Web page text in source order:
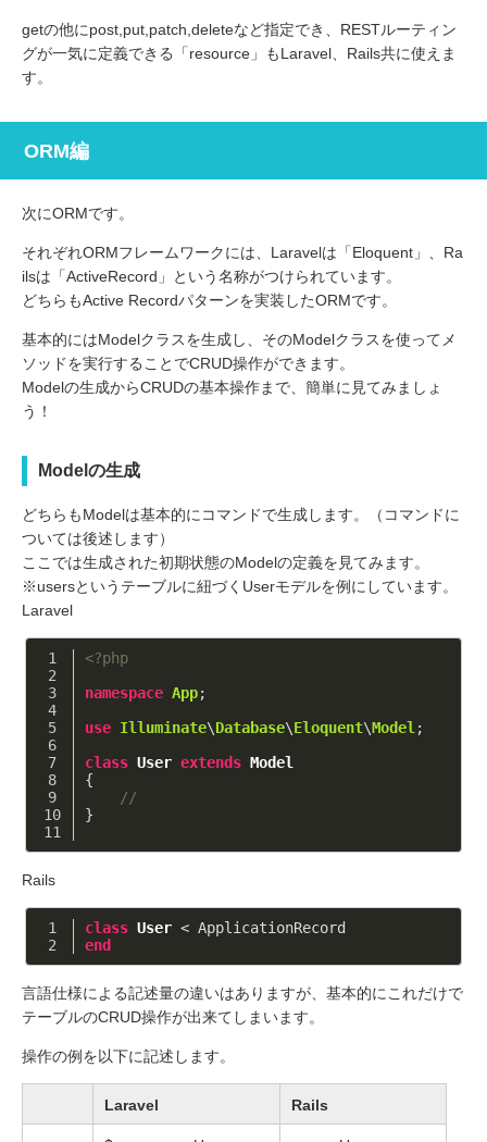
getの他にpost,put,patch,deleteなど指定でき、RESTルーティン
グが一気に定義できる「resource」もLaravel、Rails共に使えま
す。
ORM編
次にORMです。
それぞれORMフレームワークには、Laravelは「Eloquent」、Ra
ilsは「ActiveRecord」という名称がつけられています。
どちらもActive Recordパターンを実装したORMです。
基本的にはModelクラスを生成し、そのModelクラスを使ってメ
ソッドを実行することでCRUD操作ができます。
Modelの生成からCRUDの基本操作まで、簡単に見てみましょ
う！
Modelの生成
どちらもModelは基本的にコマンドで生成します。（コマンドに
ついては後述します）
ここでは生成された初期状態のModelの定義を見てみます。
※usersというテーブルに紐づくUserモデルを例にしています。
Laravel
<?php
namespace App;
use Illuminate\Database\Eloquent\Model ;
class User extends Model
{
//
}
Rails
class User < ApplicationRecord
end
言語仕様による記述量の違いはありますが、基本的にこれだけで
テーブルのCRUD操作が出来てしまいます。
操作の例を以下に記述します。
Laravel Rails